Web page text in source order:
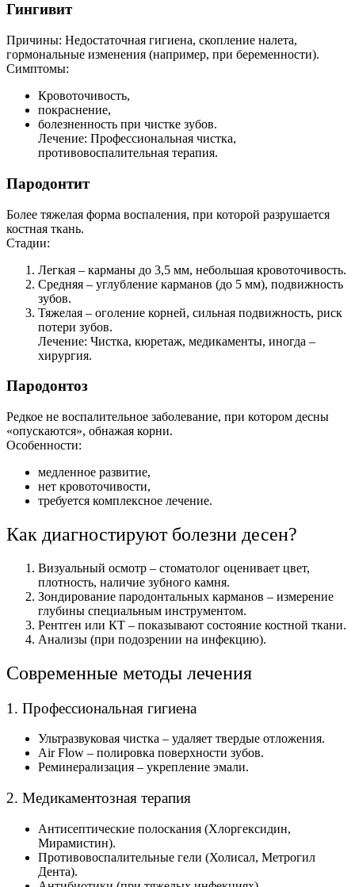
Гингивит
Причины: Недостаточная гигиена, скопление налета,
гормональные изменения (например, при беременности).
Симптомы:
Кровоточивость,
покраснение,
болезненность при чистке зубов.
Лечение: Профессиональная чистка,
противовоспалительная терапия.
Пародонтит
Более тяжелая форма воспаления, при которой разрушается
костная ткань.
Стадии:
Легкая – карманы до 3,5 мм, небольшая кровоточивость.
Средняя – углубление карманов (до 5 мм), подвижность
зубов.
Тяжелая – оголение корней, сильная подвижность, риск
потери зубов.
Лечение: Чистка, кюретаж, медикаменты, иногда –
хирургия.
Пародонтоз
Редкое не воспалительное заболевание, при котором десны
«опускаются», обнажая корни.
Особенности:
медленное развитие,
нет кровоточивости,
требуется комплексное лечение.
Как диагностируют болезни десен?
Визуальный осмотр – стоматолог оценивает цвет,
плотность, наличие зубного камня.
Зондирование пародонтальных карманов – измерение
глубины специальным инструментом.
Рентген или КТ – показывают состояние костной ткани.
Анализы (при подозрении на инфекцию).
Современные методы лечения
1. Профессиональная гигиена
Ультразвуковая чистка – удаляет твердые отложения.
Air Flow – полировка поверхности зубов.
Реминерализация – укрепление эмали.
2. Медикаментозная терапия
Антисептические полоскания (Хлоргексидин,
Мирамистин).
Противовоспалительные гели (Холисал, Метрогил
Дента).